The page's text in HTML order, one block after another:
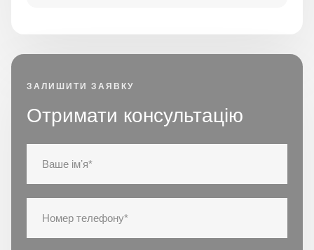
ЗАЛИШИТИ ЗАЯВКУ
Отримати консультацію